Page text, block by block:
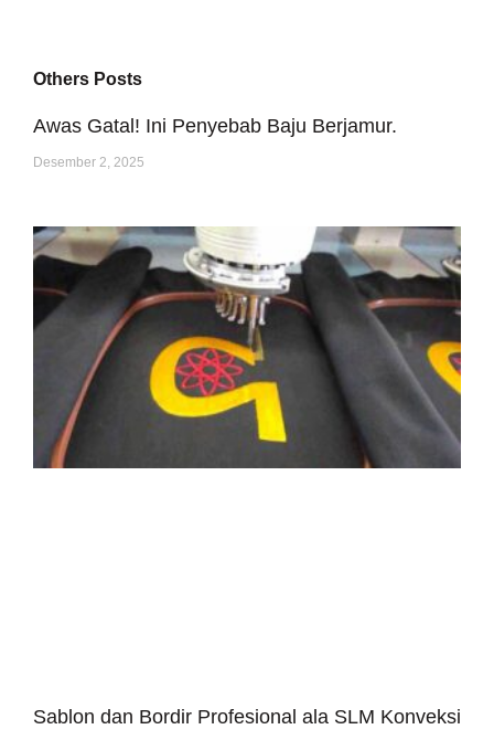
Others Posts
Awas Gatal! Ini Penyebab Baju Berjamur.
Desember 2, 2025
Sablon dan Bordir Profesional ala SLM Konveksi